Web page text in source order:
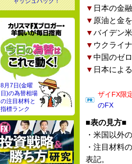
▼ 日本の金
▼ 原油と金
▼バイデン
▼ ウクライ
▼中国のゼ
▼ 日本によ
ザイFX限
のFX
■表の見方■
・米国以外
・注目材料
表記。
8月7日(金曜
日)の為替相場
の注目材料と
指標ランク